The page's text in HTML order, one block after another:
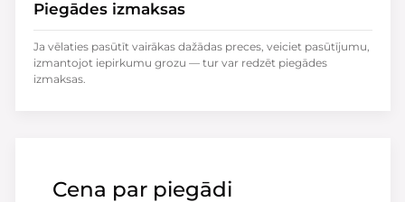
Cena par piegādi
Piegādes izmaksas
Ja vēlaties pasūtīt vairākas dažādas preces, veiciet pasūtījumu,
izmantojot iepirkumu grozu — tur var redzēt piegādes
izmaksas.